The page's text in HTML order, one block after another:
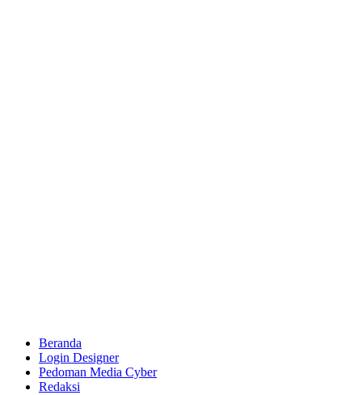
Beranda
Login Designer
Pedoman Media Cyber
Redaksi